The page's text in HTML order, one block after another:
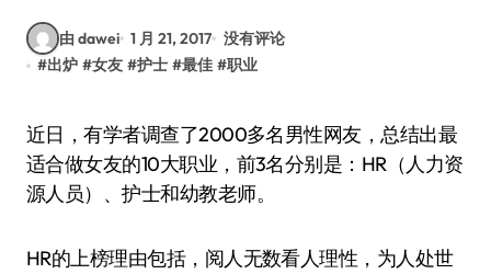
由 dawei 1 月 21, 2017 没有评论
#出炉 #女友 #护士 #最佳 #职业
近日，有学者调查了2000多名男性网友，总结出最
适合做女友的10大职业，前3名分别是：HR（人力资
源人员）、护士和幼教老师。
HR的上榜理由包括，阅人无数看人理性，为人处世